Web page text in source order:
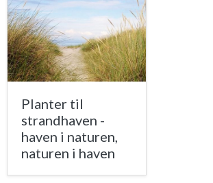
Planter til
strandhaven -
haven i naturen,
naturen i haven